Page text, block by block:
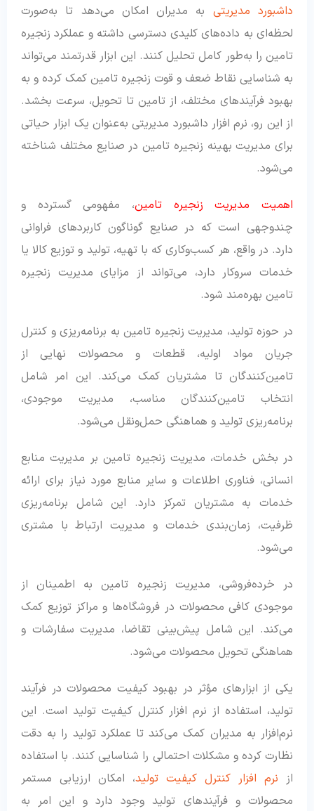
داشبورد مدیریتی به مدیران امکان می‌دهد تا به‌صورت
لحظه‌ای به داده‌های کلیدی دسترسی داشته و عملکرد زنجیره
تامین را به‌طور کامل تحلیل کنند. این ابزار قدرتمند می‌تواند
به شناسایی نقاط ضعف و قوت زنجیره تامین کمک کرده و به
بهبود فرآیندهای مختلف، از تامین تا تحویل، سرعت بخشد.
از این رو، نرم افزار داشبورد مدیریتی به‌عنوان یک ابزار حیاتی
برای مدیریت بهینه زنجیره تامین در صنایع مختلف شناخته
می‌شود.
اهمیت مدیریت زنجیره تامین، مفهومی گسترده و
چندوجهی است که در صنایع گوناگون کاربردهای فراوانی
دارد. در واقع، هر کسب‌وکاری که با تهیه، تولید و توزیع کالا یا
خدمات سروکار دارد، می‌تواند از مزایای مدیریت زنجیره
تامین بهره‌مند شود.
در حوزه تولید، مدیریت زنجیره تامین به برنامه‌ریزی و کنترل
جریان مواد اولیه، قطعات و محصولات نهایی از
تامین‌کنندگان تا مشتریان کمک می‌کند. این امر شامل
انتخاب تامین‌کنندگان مناسب، مدیریت موجودی،
برنامه‌ریزی تولید و هماهنگی حمل‌ونقل می‌شود.
در بخش خدمات، مدیریت زنجیره تامین بر مدیریت منابع
انسانی، فناوری اطلاعات و سایر منابع مورد نیاز برای ارائه
خدمات به مشتریان تمرکز دارد. این شامل برنامه‌ریزی
ظرفیت، زمان‌بندی خدمات و مدیریت ارتباط با مشتری
می‌شود.
در خرده‌فروشی، مدیریت زنجیره تامین به اطمینان از
موجودی کافی محصولات در فروشگاه‌ها و مراکز توزیع کمک
می‌کند. این شامل پیش‌بینی تقاضا، مدیریت سفارشات و
هماهنگی تحویل محصولات می‌شود.
یکی از ابزارهای مؤثر در بهبود کیفیت محصولات در فرآیند
تولید، استفاده از نرم افزار کنترل کیفیت تولید است. این
نرم‌افزار به مدیران کمک می‌کند تا عملکرد تولید را به دقت
نظارت کرده و مشکلات احتمالی را شناسایی کنند. با استفاده
از نرم افزار کنترل کیفیت تولید، امکان ارزیابی مستمر
محصولات و فرآیندهای تولید وجود دارد و این امر به